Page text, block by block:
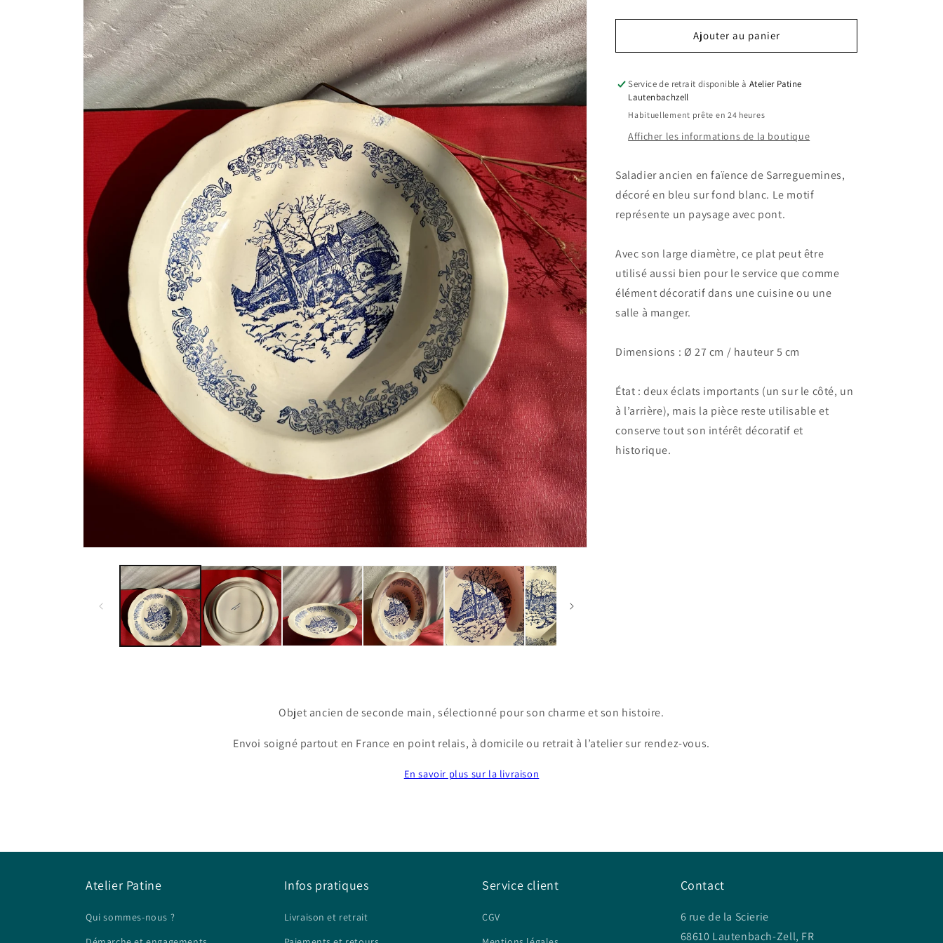
Ajouter au panier
Service de retrait disponible à Atelier Patine
Lautenbachzell
Habituellement prête en 24 heures
Afficher les informations de la boutique
Saladier ancien en faïence de Sarreguemines,
décoré en bleu sur fond blanc. Le motif
représente un paysage avec pont.
Avec son large diamètre, ce plat peut être
utilisé aussi bien pour le service que comme
élément décoratif dans une cuisine ou une
salle à manger.
Dimensions : Ø 27 cm / hauteur 5 cm
État : deux éclats importants (un sur le côté, un
à l’arrière), mais la pièce reste utilisable et
conserve tout son intérêt décoratif et
historique.
Objet ancien de seconde main, sélectionné pour son charme et son histoire.
Envoi soigné partout en France en point relais, à domicile ou retrait à l’atelier sur rendez-vous.
En savoir plus sur la livraison
Atelier Patine
Qui sommes-nous ?
Infos pratiques
Livraison et retrait
Service client
CGV
Contact
6 rue de la Scierie
68610 Lautenbach-Zell, FR